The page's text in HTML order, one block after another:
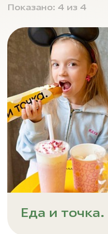
Показано: 4 из 4
Еда и точка.